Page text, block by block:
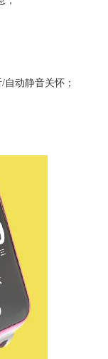
动静音关怀；